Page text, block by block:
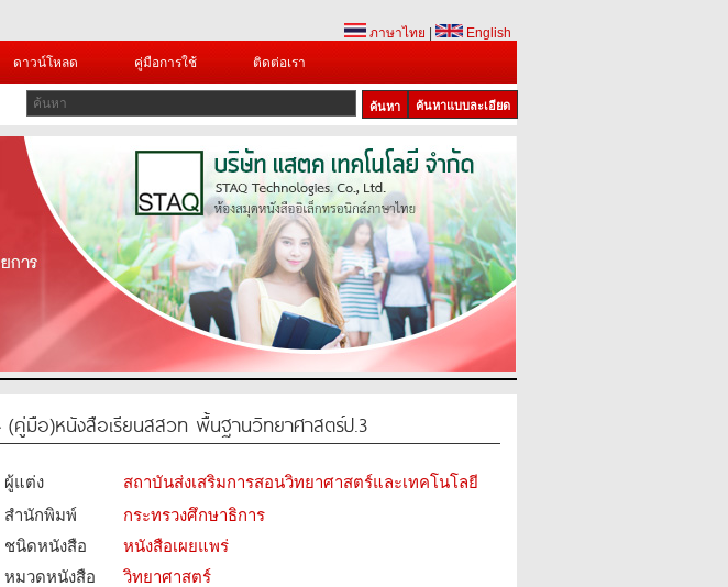
ภาษาไทย
English
ดาวน์โหลด คู่มือการใช้ ติดต่อเรา
ค้นหาแบบละเอียด
มือ)หนังสือเรียนสสวท พื้นฐานวิทยาศาสตร์ป.3
ผู้แต่ง
สถาบันส่งเสริมการสอนวิทยาศาสตร์และเทคโนโลยี
สำนักพิมพ์
กระทรวงศึกษาธิการ
ชนิดหนังสือ­
หนังสือเผยแพร่
หมวดหนังสือ­
วิทยาศาสตร์